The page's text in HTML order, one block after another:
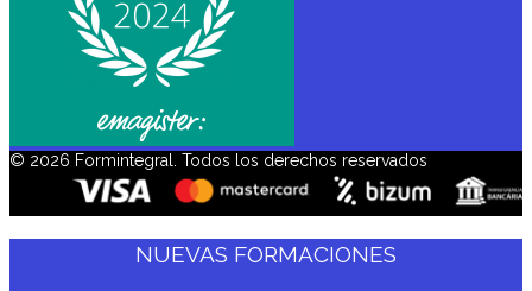
© 2026 Formintegral. Todos los derechos reservados
NUEVAS FORMACIONES